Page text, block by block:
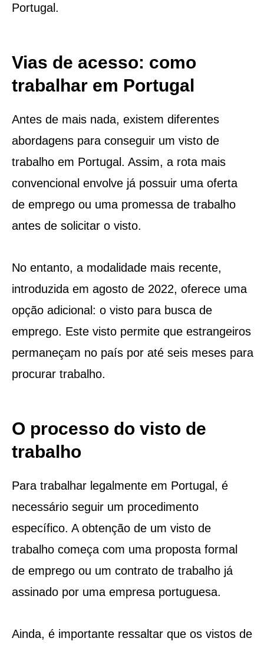
Portugal.
Vias de acesso: como
trabalhar em Portugal
Antes de mais nada, existem diferentes
abordagens para conseguir um visto de
trabalho em Portugal. Assim, a rota mais
convencional envolve já possuir uma oferta
de emprego ou uma promessa de trabalho
antes de solicitar o visto.
No entanto, a modalidade mais recente,
introduzida em agosto de 2022, oferece uma
opção adicional: o visto para busca de
emprego. Este visto permite que estrangeiros
permaneçam no país por até seis meses para
procurar trabalho.
O processo do visto de
trabalho
Para trabalhar legalmente em Portugal, é
necessário seguir um procedimento
específico. A obtenção de um visto de
trabalho começa com uma proposta formal
de emprego ou um contrato de trabalho já
assinado por uma empresa portuguesa.
Ainda, é importante ressaltar que os vistos de